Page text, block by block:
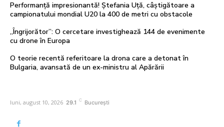
Performanță impresionantă! Ștefania Uță, câștigătoare a
campionatului mondial U20 la 400 de metri cu obstacole
„Îngrijorător”: O cercetare investighează 144 de evenimente
cu drone în Europa
O teorie recentă referitoare la drona care a detonat în
Bulgaria, avansată de un ex-ministru al Apărării
luni, august 10, 2026 29.1 C București